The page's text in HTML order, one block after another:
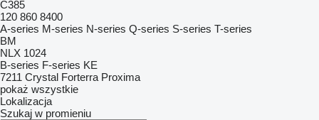
C385
120 860 8400
A-series M-series N-series Q-series S-series T-series
BM
NLX 1024
B-series F-series KE
7211 Crystal Forterra Proxima
pokaż wszystkie
Lokalizacja
Szukaj w promieniu